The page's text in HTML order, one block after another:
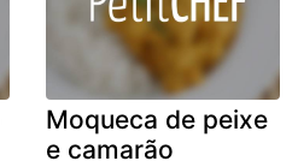
Moqueca de peixe
e camarão